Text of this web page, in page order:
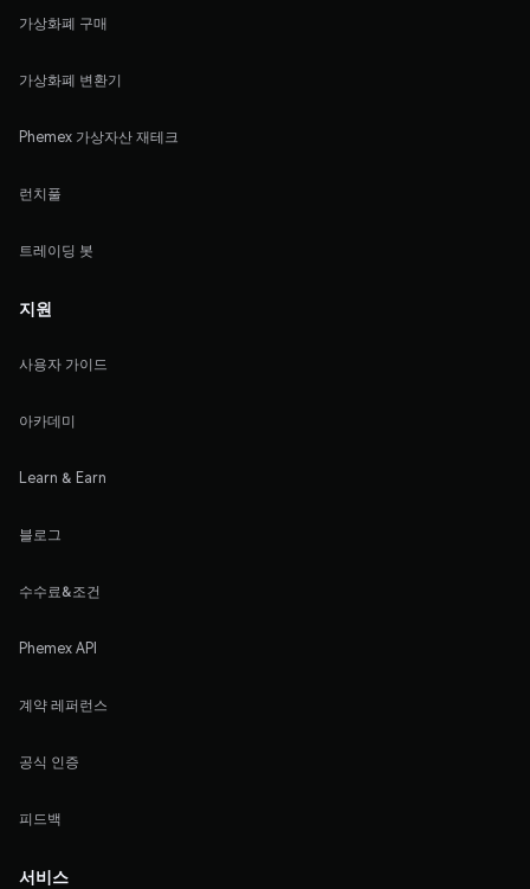
가상화폐 구매
가상화폐 변환기
Phemex 가상자산 재테크
런치풀
트레이딩 봇
지원
사용자 가이드
아카데미
Learn & Earn
블로그
수수료&조건
Phemex API
계약 레퍼런스
공식 인증
피드백
서비스